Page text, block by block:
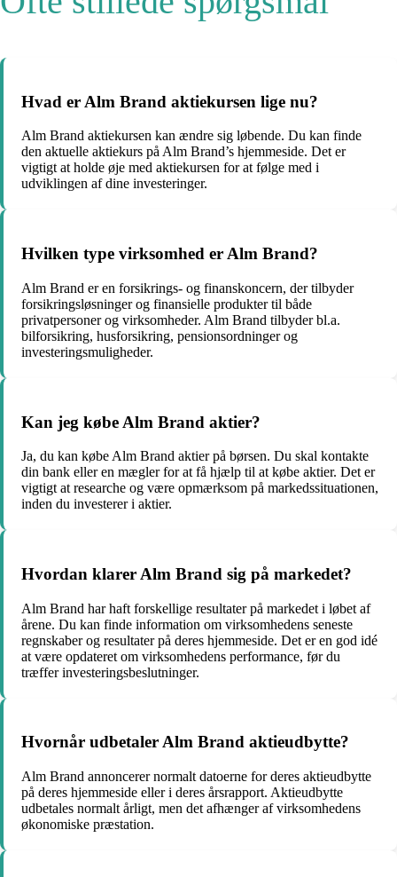
Hvad er Alm Brand aktiekursen lige nu?
Alm Brand aktiekursen kan ændre sig løbende. Du kan finde
den aktuelle aktiekurs på Alm Brand’s hjemmeside. Det er
vigtigt at holde øje med aktiekursen for at følge med i
udviklingen af dine investeringer.
Hvilken type virksomhed er Alm Brand?
Alm Brand er en forsikrings- og finanskoncern, der tilbyder
forsikringsløsninger og finansielle produkter til både
privatpersoner og virksomheder. Alm Brand tilbyder bl.a.
bilforsikring, husforsikring, pensionsordninger og
investeringsmuligheder.
Kan jeg købe Alm Brand aktier?
Ja, du kan købe Alm Brand aktier på børsen. Du skal kontakte
din bank eller en mægler for at få hjælp til at købe aktier. Det er
vigtigt at researche og være opmærksom på markedssituationen,
inden du investerer i aktier.
Hvordan klarer Alm Brand sig på markedet?
Alm Brand har haft forskellige resultater på markedet i løbet af
årene. Du kan finde information om virksomhedens seneste
regnskaber og resultater på deres hjemmeside. Det er en god idé
at være opdateret om virksomhedens performance, før du
træffer investeringsbeslutninger.
Hvornår udbetaler Alm Brand aktieudbytte?
Alm Brand annoncerer normalt datoerne for deres aktieudbytte
på deres hjemmeside eller i deres årsrapport. Aktieudbytte
udbetales normalt årligt, men det afhænger af virksomhedens
økonomiske præstation.